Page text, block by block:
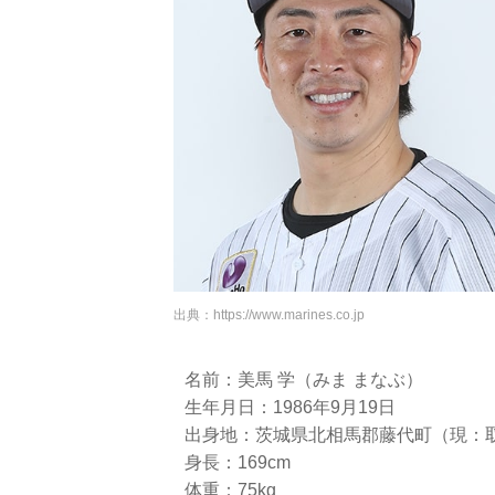
出典： https://www.marines.co.jp
名前：美馬 学（みま まなぶ）
生年月日：1986年9月19日
出身地：茨城県北相馬郡藤代町（現：
身長：169cm
体重：75kg